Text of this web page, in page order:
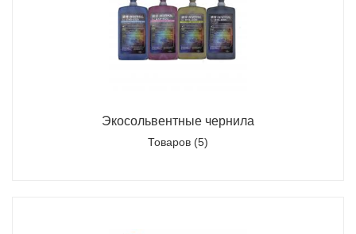
Экосольвентные чернила
Товаров (5)